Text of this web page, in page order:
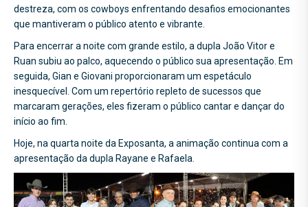
destreza, com os cowboys enfrentando desafios emocionantes
que mantiveram o público atento e vibrante.
Para encerrar a noite com grande estilo, a dupla João Vitor e
Ruan subiu ao palco, aquecendo o público sua apresentação. Em
seguida, Gian e Giovani proporcionaram um espetáculo
inesquecível. Com um repertório repleto de sucessos que
marcaram gerações, eles fizeram o público cantar e dançar do
início ao fim.
Hoje, na quarta noite da Exposanta, a animação continua com a
apresentação da dupla Rayane e Rafaela.